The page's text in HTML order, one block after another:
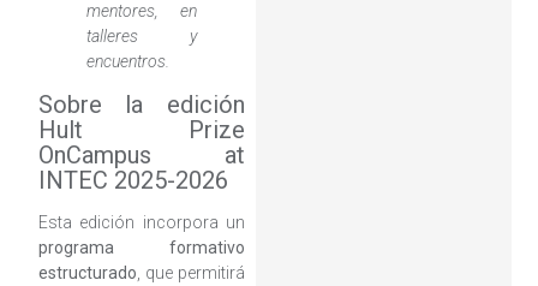
mentores, en
talleres y
encuentros.
Sobre la edición
Hult Prize
OnCampus at
INTEC 2025-2026
Esta edición incorpora un
programa formativo
estructurado , que permitirá